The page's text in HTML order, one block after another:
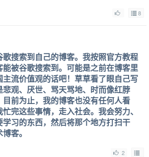
8
搜索到自己的博客。我按照官方教程
被谷歌搜索到。可能是之前在博客里
流价值观的话吧！草草看了眼自己写
观、厌世、骂天骂地、时而像红脖
前为止，我的博客也没有任何人看
完这些事情，走入社会。我会努力、
习的东西，然后将那个地方打扫干
客。
2